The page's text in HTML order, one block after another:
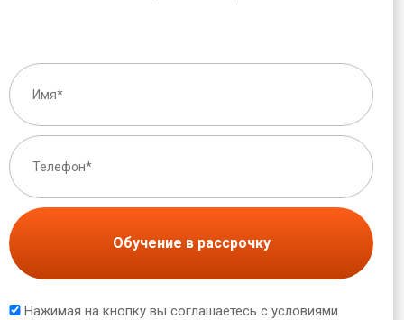
Обучение в рассрочку
Нажимая на кнопку вы соглашаетесь с условиями